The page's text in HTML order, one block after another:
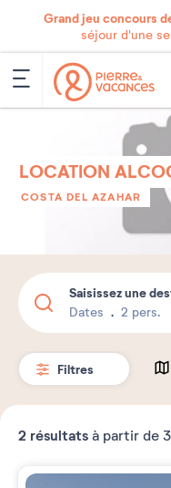
Grand jeu concours
séjour d'une
LOCATION
COSTA DEL AZAHAR
Saisissez une
Dates 2 pers.
Filtres
2 résultats à partir de